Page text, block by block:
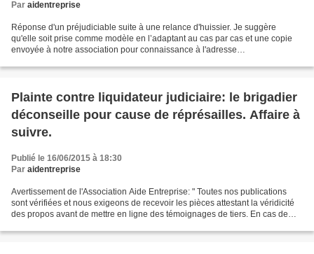
Par aidentreprise
Réponse d'un préjudiciable suite à une relance d'huissier. Je suggère
qu'elle soit prise comme modèle en l’adaptant au cas par cas et une copie
envoyée à notre association pour connaissance à l'adresse
Plainte contre liquidateur judiciaire: le brigadier
déconseille pour cause de réprésailles. Affaire à
suivre.
Publié le 16/06/2015 à 18:30
Par aidentreprise
Avertissement de l'Association Aide Entreprise: " Toutes nos publications
sont vérifiées et nous exigeons de recevoir les pièces attestant la véridicité
des propos avant de mettre en ligne des témoignages de tiers. En cas de